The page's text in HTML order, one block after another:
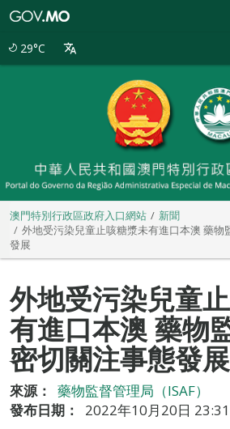
29°C
澳門特別行政區政府入口網站
新聞
外地受污染兒童止咳糖漿未有進口本澳 藥物
發展
外地受污染兒童
有進口本澳 藥物
密切關注事態發展
來源：
藥物監督管理局（ISAF）
發布日期：
2022年10月20日 23:31